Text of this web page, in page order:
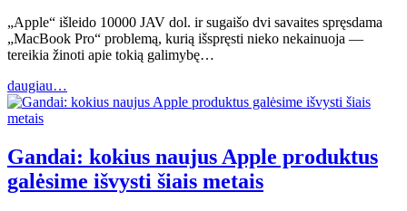
„Apple“ išleido 10000 JAV dol. ir sugaišo dvi savaites spręsdama
„MacBook Pro“ problemą, kurią išspręsti nieko nekainuoja —
tereikia žinoti apie tokią galimybę…
daugiau…
Gandai: kokius naujus Apple produktus
galėsime išvysti šiais metais